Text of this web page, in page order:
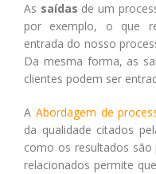
As saídas de um
por exemplo, o que
entrada do nosso
Da mesma forma, as
clientes podem ser
A Abordagem de
da qualidade citados
como os resultados são
relacionados permite